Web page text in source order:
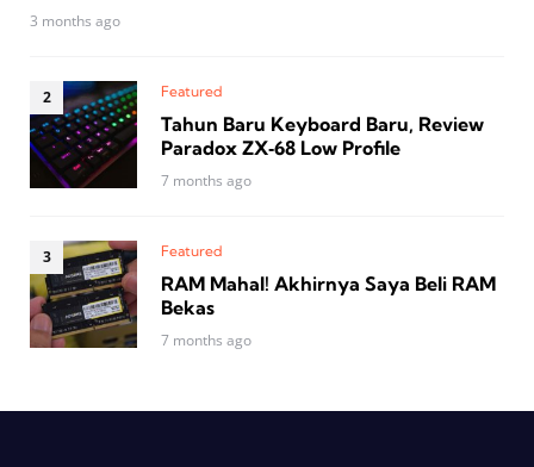
3 months ago
Featured
Tahun Baru Keyboard Baru, Review
Paradox ZX‑68 Low Profile
7 months ago
Featured
RAM Mahal! Akhirnya Saya Beli RAM
Bekas
7 months ago